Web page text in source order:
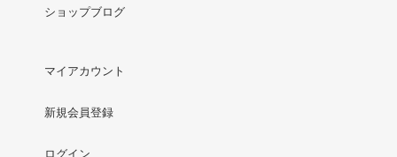
ショップブログ
マイアカウント
新規会員登録
ログイン